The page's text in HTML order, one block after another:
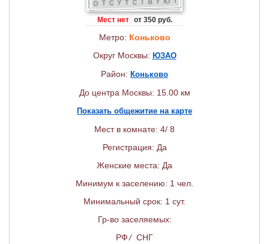
Мест нет от 350 руб.
Метро: Коньково
Округ Москвы: ЮЗАО
Район: Коньково
До центра Москвы: 15.00 км
Показать общежитие на карте
Мест в комнате: 4/ 8
Регистрация: Да
Женские места: Да
Минимум к заселению: 1 чел.
Минимальный срок: 1 сут.
Гр-во заселяемых:
РФ/ СНГ